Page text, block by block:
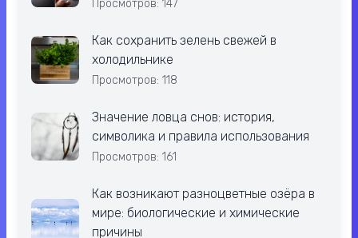
Просмотров: 147
Как сохранить зелень свежей в
холодильнике
Просмотров: 118
Значение ловца снов: история,
символика и правила использования
Просмотров: 161
Как возникают разноцветные озёра в
мире: биологические и химические
причины